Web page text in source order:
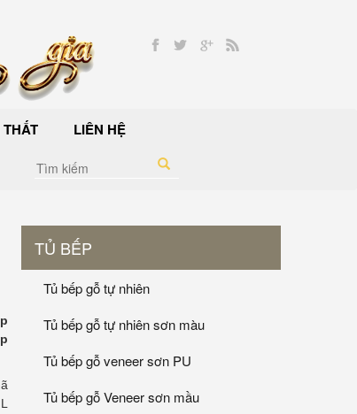
LIÊN HỆ
TỦ BẾP
Tủ bếp gỗ tự nhiên
Tủ bếp gỗ tự nhiên sơn màu
Tủ bếp gỗ veneer sơn PU
Tủ bếp gỗ Veneer sơn mầu